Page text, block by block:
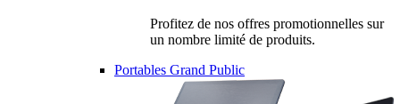
Profitez de nos offres promotionnelles sur
un nombre limité de produits.
Portables Grand Public